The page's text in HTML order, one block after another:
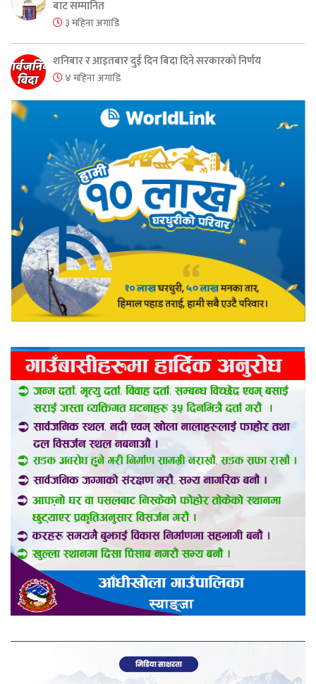
बाट सम्मानित
३ महिना अगाडि
शनिबार र आइतबार दुई दिन बिदा दिने सरकारको निर्णय
४ महिना अगाडि